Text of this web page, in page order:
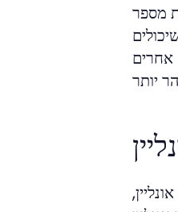
מספר
אחרים